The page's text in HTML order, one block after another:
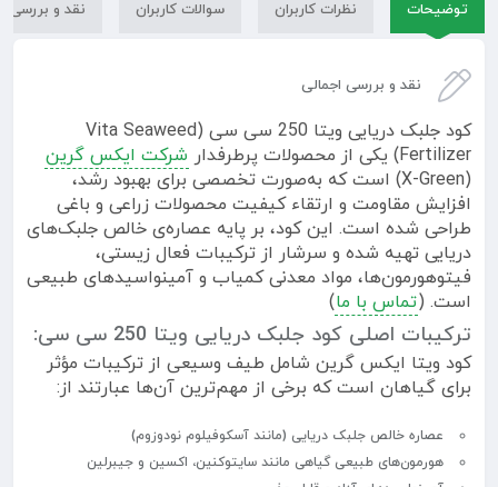
توضیحات نظرات کاربران سوالات کاربران نقد و بررسی
نقد و بررسی اجمالی
کود جلبک دریایی ویتا 250 سی سی (Vita Seaweed
Fertilizer) یکی از محصولات پرطرفدار
شرکت ایکس گرین
(X-Green) است که به‌صورت تخصصی برای بهبود رشد،
افزایش مقاومت و ارتقاء کیفیت محصولات زراعی و باغی
طراحی شده است. این کود، بر پایه عصاره‌ی خالص جلبک‌های
دریایی تهیه شده و سرشار از ترکیبات فعال زیستی،
فیتوهورمون‌ها، مواد معدنی کمیاب و آمینواسیدهای طبیعی
است. (تماس با ما)
ترکیبات اصلی کود جلبک دریایی ویتا 250 سی سی:
کود ویتا ایکس گرین شامل طیف وسیعی از ترکیبات مؤثر
برای گیاهان است که برخی از مهم‌ترین آن‌ها عبارتند از:
عصاره خالص جلبک دریایی (مانند آسکوفیلوم نودوزوم)
هورمون‌های طبیعی گیاهی مانند سایتوکنین، اکسین و جیبرلین